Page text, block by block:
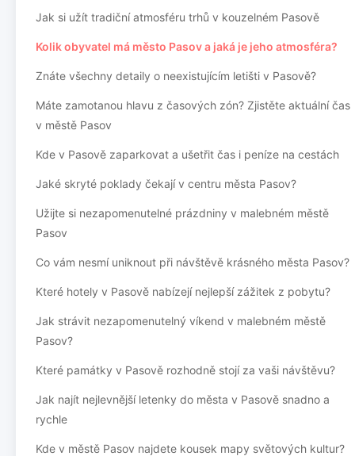
Jak si užít tradiční atmosféru trhů v kouzelném Pasově
Kolik obyvatel má město Pasov a jaká je jeho atmosféra?
Znáte všechny detaily o neexistujícím letišti v Pasově?
Máte zamotanou hlavu z časových zón? Zjistěte aktuální čas
v městě Pasov
Kde v Pasově zaparkovat a ušetřit čas i peníze na cestách
Jaké skryté poklady čekají v centru města Pasov?
Užijte si nezapomenutelné prázdniny v malebném městě
Pasov
Co vám nesmí uniknout při návštěvě krásného města Pasov?
Které hotely v Pasově nabízejí nejlepší zážitek z pobytu?
Jak strávit nezapomenutelný víkend v malebném městě
Pasov?
Které památky v Pasově rozhodně stojí za vaši návštěvu?
Jak najít nejlevnější letenky do města v Pasově snadno a
rychle
Kde v městě Pasov najdete kousek mapy světových kultur?